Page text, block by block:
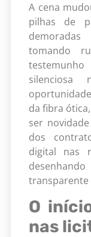
A cena
pilhas de
tomando
silenciosa
da fibra
ser
dos
digital nas
transparente
O
nas